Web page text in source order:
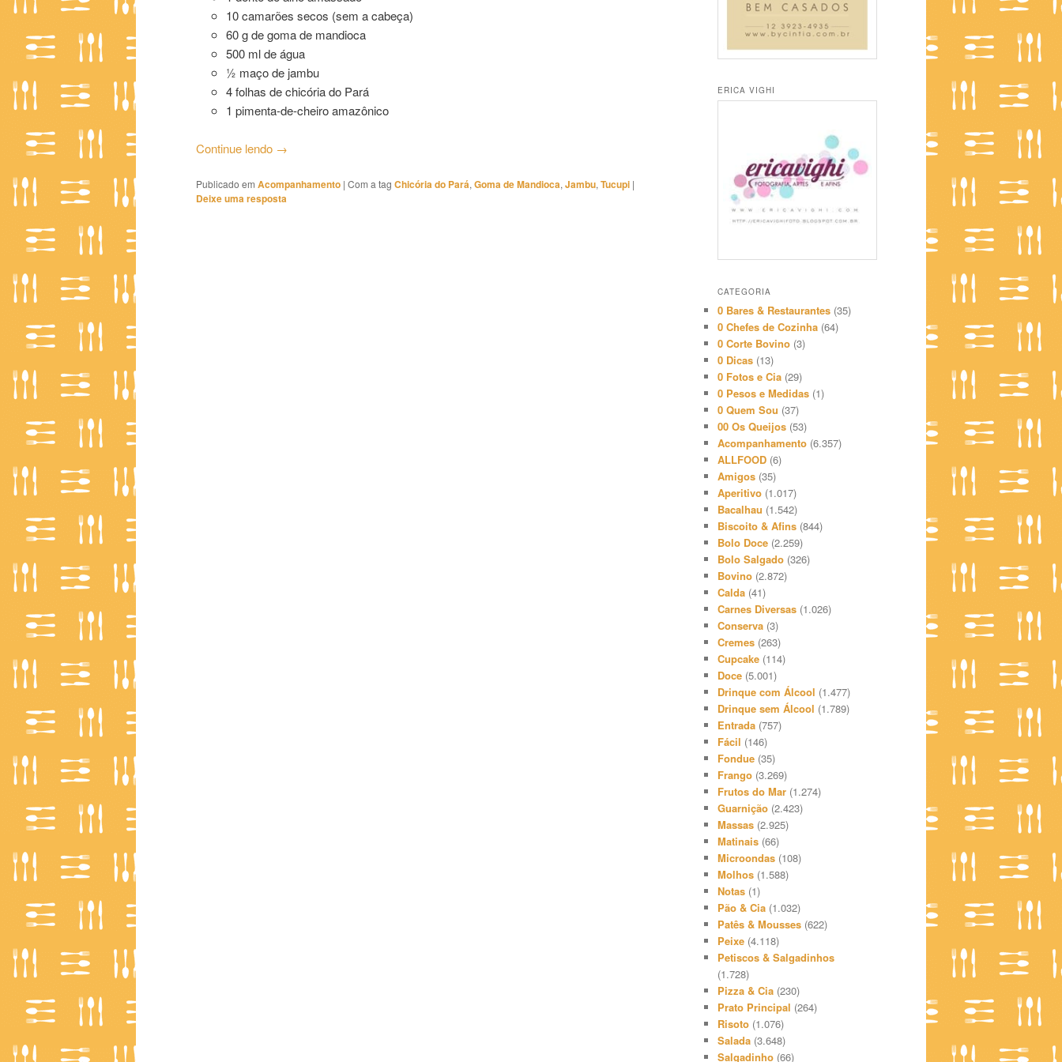
10 camarões secos (sem a cabeça)
60 g de goma de mandioca
500 ml de água
½ maço de jambu
4 folhas de chicória do Pará
1 pimenta-de-cheiro amazônico
Continue lendo →
Publicado em Acompanhamento | Com a tag Chicória do Pará, Goma de Mandioca, Jambu, Tucupi |
Deixe uma resposta
ERICA VIGHI
CATEGORIA
0 Bares & Restaurantes (35)
0 Chefes de Cozinha (64)
0 Corte Bovino (3)
0 Dicas (13)
0 Fotos e Cia (29)
0 Pesos e Medidas (1)
0 Quem Sou (37)
00 Os Queijos (53)
Acompanhamento (6.357)
ALLFOOD (6)
Amigos (35)
Aperitivo (1.017)
Bacalhau (1.542)
Biscoito & Afins (844)
Bolo Doce (2.259)
Bolo Salgado (326)
Bovino (2.872)
Calda (41)
Carnes Diversas (1.026)
Conserva (3)
Cremes (263)
Cupcake (114)
Doce (5.001)
Drinque com Álcool (1.477)
Drinque sem Álcool (1.789)
Entrada (757)
Fácil (146)
Fondue (35)
Frango (3.269)
Frutos do Mar (1.274)
Guarnição (2.423)
Massas (2.925)
Matinais (66)
Microondas (108)
Molhos (1.588)
Notas (1)
Pão & Cia (1.032)
Patês & Mousses (622)
Peixe (4.118)
Petiscos & Salgadinhos
(1.728)
Pizza & Cia (230)
Prato Principal (264)
Risoto (1.076)
Salada (3.648)
Salgadinho (66)